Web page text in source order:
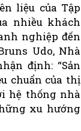
liệu của Tập
nhiều khách
nghiệp đến
Udo, Nhà
định: “Sản
chuẩn của thị
hệ thống nhà
xu hướng